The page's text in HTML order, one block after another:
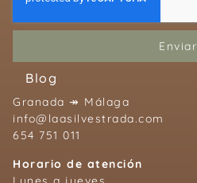
Enviar
Blog
Granada ↠ Málaga
info@laasilvestrada.com
654 751 011
Horario de atención